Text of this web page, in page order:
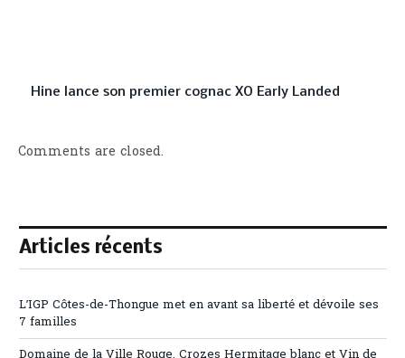
Hine lance son premier cognac XO Early Landed
Comments are closed.
Articles récents
L’IGP Côtes-de-Thongue met en avant sa liberté et dévoile ses
7 familles